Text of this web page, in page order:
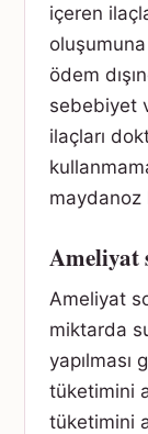
içeren
ödem
sebebiyet
ilaçları
maydanoz
Ameliyat
Ameliyat
miktarda
yapılması
tüketimini
tüketimini